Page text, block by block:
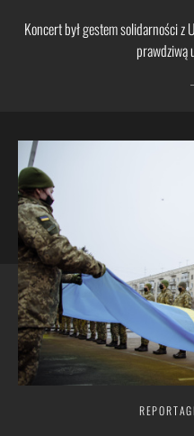
Koncert był gestem solidarności z
prawdziwą